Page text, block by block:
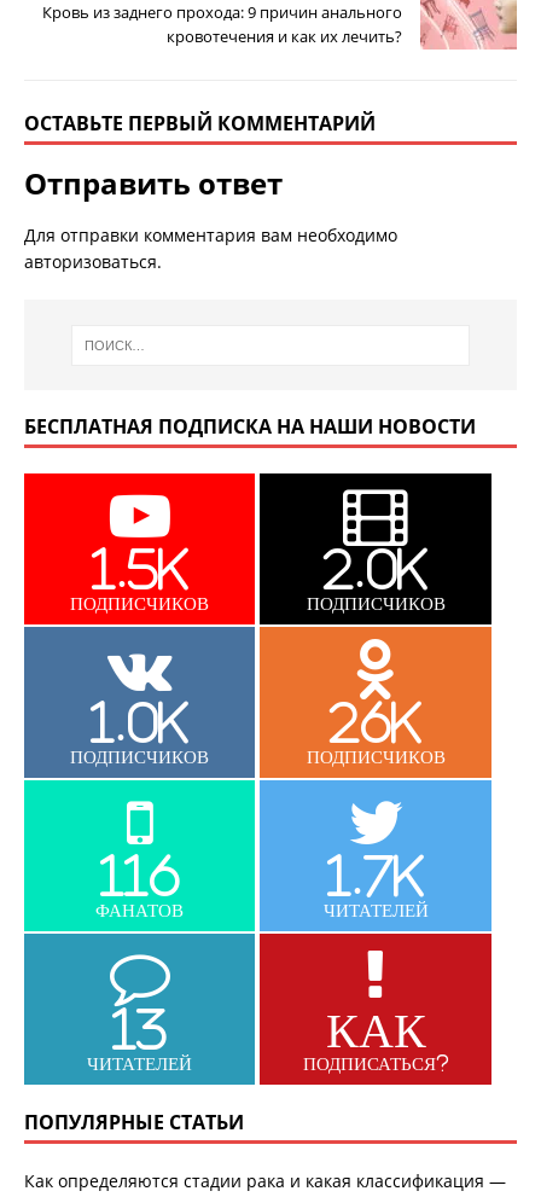
Кровь из заднего прохода: 9 причин анального
кровотечения и как их лечить?
ОСТАВЬТЕ ПЕРВЫЙ КОММЕНТАРИЙ
Отправить ответ
Для отправки комментария вам необходимо
авторизоваться.
БЕСПЛАТНАЯ ПОДПИСКА НА НАШИ НОВОСТИ
1.5K
ПОДПИСЧИКОВ
2.0K
ПОДПИСЧИКОВ
1.0K
ПОДПИСЧИКОВ
26K
ПОДПИСЧИКОВ
116
ФАНАТОВ
1.7K
ЧИТАТЕЛЕЙ
13
ЧИТАТЕЛЕЙ
КАК
ПОДПИСАТЬСЯ?
ПОПУЛЯРНЫЕ СТАТЬИ
Как определяются стадии рака и какая классификация —